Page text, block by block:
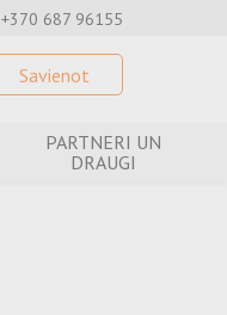
+370 687 96155
Savienot
PARTNERI UN
DRAUGI